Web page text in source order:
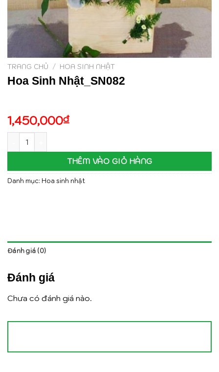
TRANG CHỦ / HOA SINH NHẬT
Hoa Sinh Nhật_SN082
1,450,000₫
Hoa Sinh Nhật_SN082 số lượng
THÊM VÀO GIỎ HÀNG
Danh mục: Hoa sinh nhật
Đánh giá (0)
Đánh giá
Chưa có đánh giá nào.